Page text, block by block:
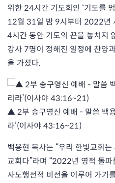
위한 24시간 기도회인 ‘기도를
12월 31일 밤 9시부터 2022년
4시간 동안 기도의 끈을 놓치지
강사 7명이 정해진 일정에 찬양
을 가졌다.
▲ 2부 송구영신 예배 - 말씀 백
라’(이사야 43:16~21)
백용현 목사는 “우리 한빛교회
교회다”라며 “2022년 영적 돌
사도행전적 비전을 이루어 가기